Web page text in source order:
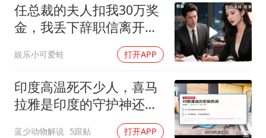
多地要求领导干部带头休假
泰国一女公务员妆容引争议 本人回应
台风白海豚进入48小时警戒线
27岁女子成组织卖淫集团主犯被通缉
奋进开新局 实干挑大梁
任总裁的夫人扣我30万奖
金，我丢下辞职信离开，
当晚她慌忙问：甲方只和
你签约
娱乐小可爱蛙 打开APP
印度高温死不少人，喜马
拉雅是印度的守护神还是
蓝少动物解说 5跟贴 打开APP